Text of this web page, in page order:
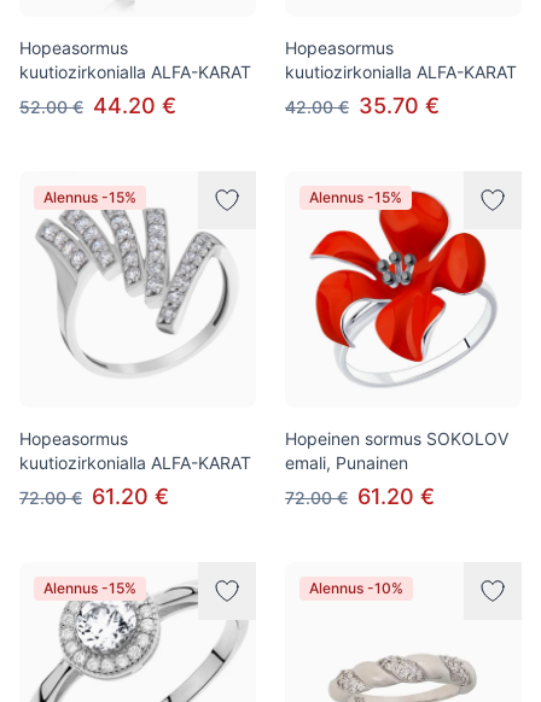
Hopeasormus
kuutiozirkonialla ALFA-KARAT
52.00 € 44.20 €
Hopeasormus
kuutiozirkonialla ALFA-KARAT
42.00 € 35.70 €
Alennus -15%
Hopeasormus
kuutiozirkonialla ALFA-KARAT
72.00 € 61.20 €
Alennus -15%
Hopeinen sormus SOKOLOV
emali, Punainen
72.00 € 61.20 €
Alennus -15% Alennus -10%